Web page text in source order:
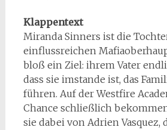
Klappentext
Miranda Sinners ist die
einflussreichen
bloß ein Ziel: ihrem Vater
dass sie imstande ist, das
führen. Auf der Westfire
Chance schließlich
sie dabei von Adrien Vasquez,